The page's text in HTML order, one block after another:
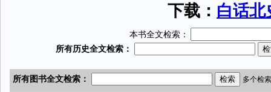
下载： 白话
本书全文检索：